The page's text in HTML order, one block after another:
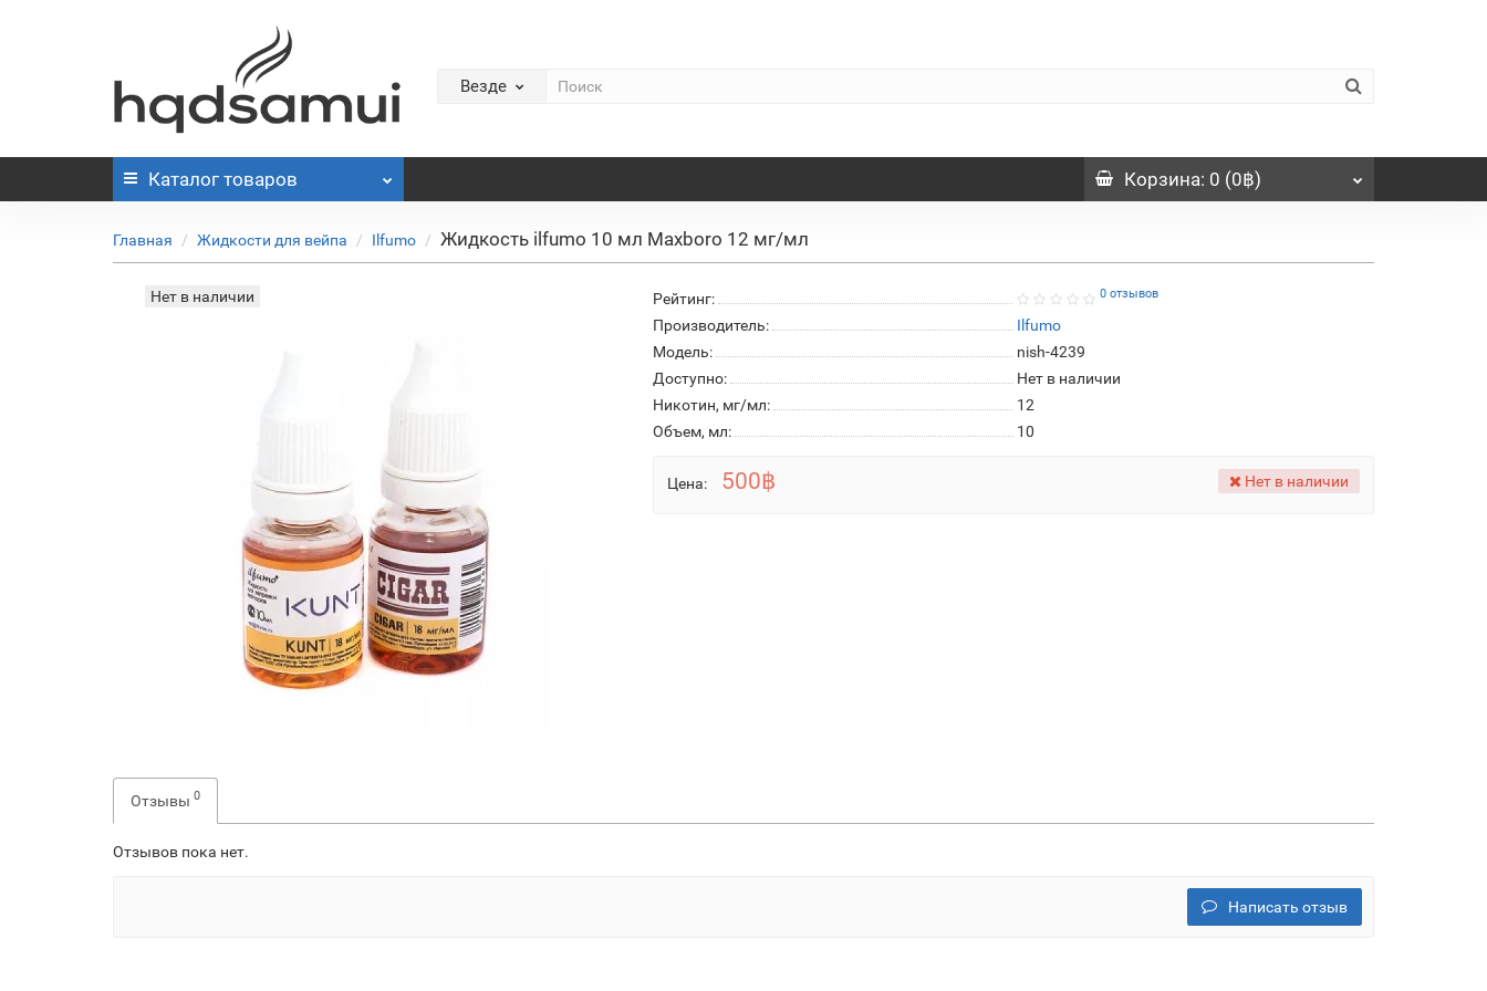
Везде
Каталог товаров Корзина: 0 (0฿)
Главная Жидкости для вейпа Ilfumo Жидкость ilfumo 10 мл Maxboro 12 мг/мл
Нет в наличии Рейтинг: 0 отзывов
Производитель:
Ilfumo
Модель:
nish-4239
Доступно:
Нет в наличии
Никотин, мг/мл:
12
Объем, мл:
10
Цена: 500฿ Нет в наличии
Отзывы 0
Отзывов пока нет.
Написать отзыв